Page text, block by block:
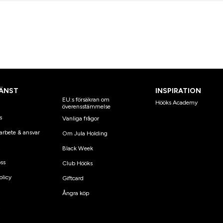
& ansvar
EU:s försäkran om
överensstämmelse
Vanliga frågor
Om Jula Holding
Black Week
Club Hööks
Giftcard
Ångra köp
INSPIRATION
Hööks Academy